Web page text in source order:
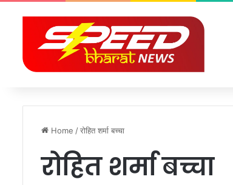
Home /रोहित शर्मा बच्चा
रोहित शर्मा बच्चा